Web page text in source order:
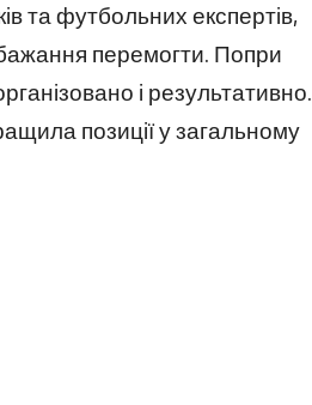
та футбольних експертів,
перемогти. Попри
і результативно.
позиції у загальному